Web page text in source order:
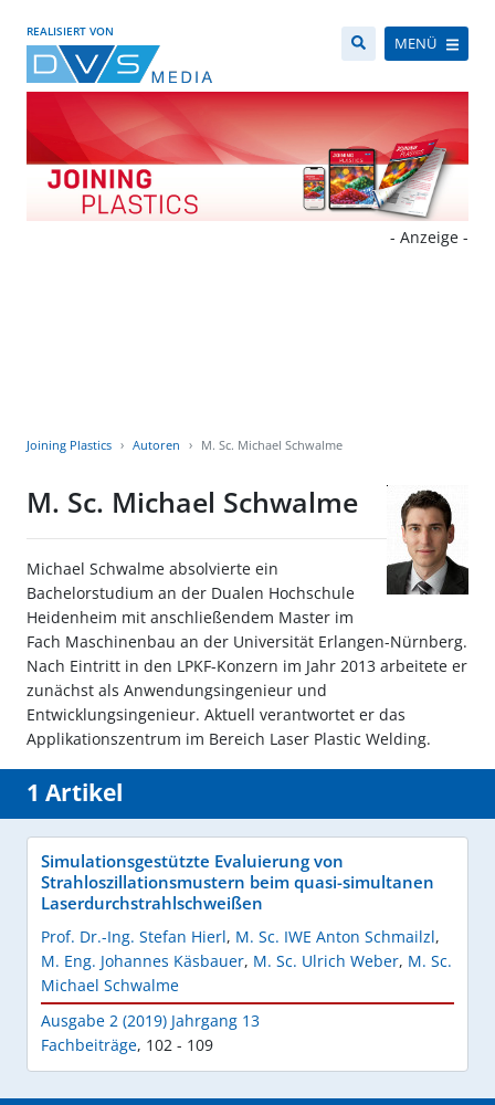
REALISIERT VON
MENÜ
- Anzeige -
Joining Plastics Autoren M. Sc. Michael Schwalme
M. Sc. Michael Schwalme
Michael Schwalme absolvierte ein
Bachelorstudium an der Dualen Hochschule
Heidenheim mit anschließendem Master im
Fach Maschinenbau an der Universität Erlangen-Nürnberg.
Nach Eintritt in den LPKF-Konzern im Jahr 2013 arbeitete er
zunächst als Anwendungsingenieur und
Entwicklungsingenieur. Aktuell verantwortet er das
Applikationszentrum im Bereich Laser Plastic Welding.
1 Artikel
Simulationsgestützte Evaluierung von
Strahloszillationsmustern beim quasi-simultanen
Laserdurchstrahlschweißen
Prof. Dr.-Ing. Stefan Hierl, M. Sc. IWE Anton Schmailzl,
M. Eng. Johannes Käsbauer, M. Sc. Ulrich Weber, M. Sc.
Michael Schwalme
Ausgabe 2 (2019) Jahrgang 13
Fachbeiträge, 102 - 109